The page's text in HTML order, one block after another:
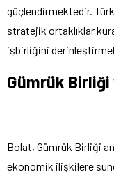
güçlendirmektedir.
stratejik ortaklıklar
işbirliğini
Gümrük
Bolat, Gümrük Birliği
ekonomik ilişkilere